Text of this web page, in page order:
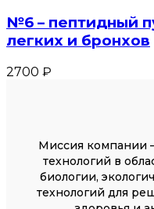
№6 – пептидный
легких и бронхов
2700 ₽
Миссия компании
технологий в
биологии,
технологий для